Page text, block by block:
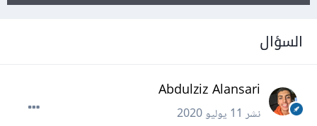
السؤال
Abdulziz Alansari
نشر11 يوليو 2020